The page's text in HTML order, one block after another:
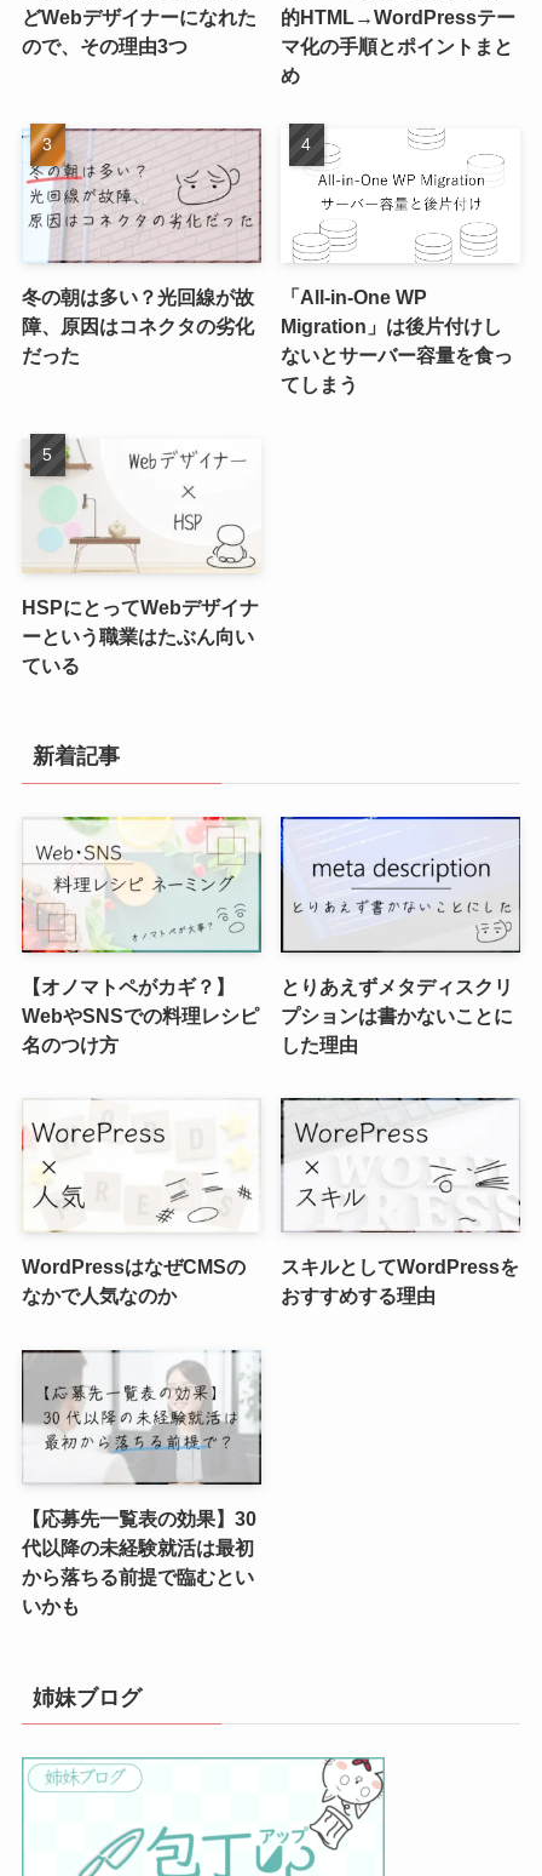
どWebデザイナーになれた
ので、その理由3つ
的HTML→WordPressテー
マ化の手順とポイントまと
め
冬の朝は多い？光回線が故
障、原因はコネクタの劣化
だった
「All-in-One WP
Migration」は後片付けし
ないとサーバー容量を食っ
てしまう
HSPにとってWebデザイナ
ーという職業はたぶん向い
ている
新着記事
【オノマトペがカギ？】
WebやSNSでの料理レシピ
名のつけ方
とりあえずメタディスクリ
プションは書かないことに
した理由
WordPressはなぜCMSの
なかで人気なのか
スキルとしてWordPressを
おすすめする理由
【応募先一覧表の効果】30
代以降の未経験就活は最初
から落ちる前提で臨むとい
いかも
姉妹ブログ